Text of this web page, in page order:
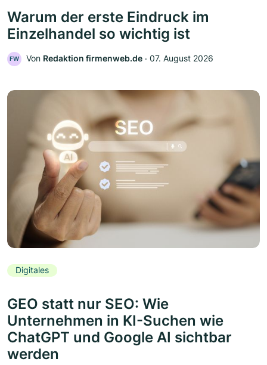
Warum der erste Eindruck im
Einzelhandel so wichtig ist
FW Von Redaktion firmenweb.de ‧ 07. August 2026
Digitales
GEO statt nur SEO: Wie
Unternehmen in KI-Suchen wie
ChatGPT und Google AI sichtbar
werden